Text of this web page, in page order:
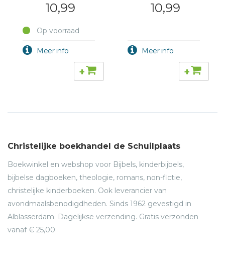
10,99
Op voorraad
+
10,99
+
Christelijke boekhandel de Schuilplaats
Boekwinkel en webshop voor Bijbels, kinderbijbels,
bijbelse dagboeken, theologie, romans, non-fictie,
christelijke kinderboeken. Ook leverancier van
avondmaalsbenodigdheden. Sinds 1962 gevestigd in
Alblasserdam. Dagelijkse verzending. Gratis verzonden
vanaf € 25,00.